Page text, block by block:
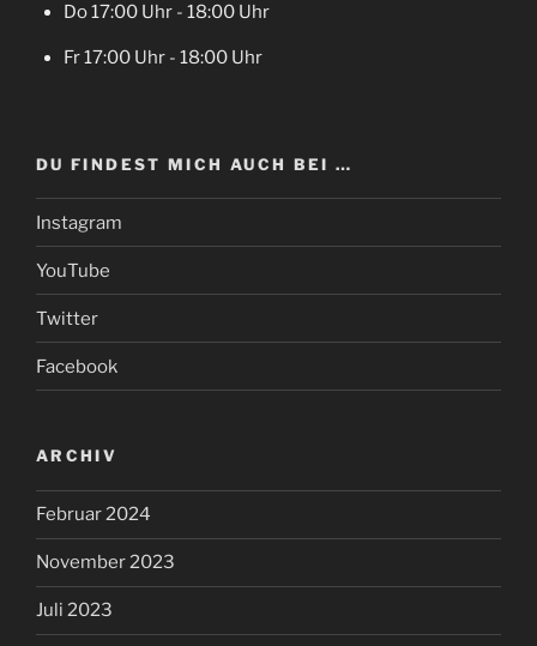
Do 17:00 Uhr - 18:00 Uhr
Fr 17:00 Uhr - 18:00 Uhr
DU FINDEST MICH AUCH BEI …
Instagram
YouTube
Twitter
Facebook
ARCHIV
Februar 2024
November 2023
Juli 2023